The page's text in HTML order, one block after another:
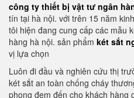
công ty thiết bị vật tư ngân
tín tại hà nội. với trên 15 năm
tôi hiện đang cung cấp các mẫu
hàng hà nội. sản phẩm két sắt
vị lựa chọn
Luôn đi đầu và nghiên cứu thị
két sắt an toàn chống cháy
phong đem đến cho khách hàng